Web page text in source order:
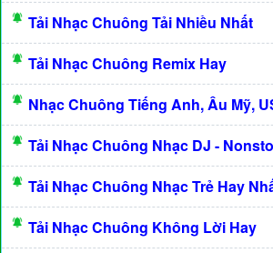
Tải Nhạc Chuông Tải Nhiều Nhất
Tải Nhạc Chuông Remix Hay
Nhạc Chuông Tiếng Anh, Âu Mỹ,
Tải Nhạc Chuông Nhạc DJ -
Tải Nhạc Chuông Nhạc Trẻ Hay
Tải Nhạc Chuông Không Lời Hay